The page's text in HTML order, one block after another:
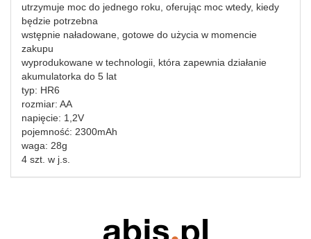
utrzymuje moc do jednego roku, oferując moc wtedy, kiedy
będzie potrzebna
wstępnie naładowane, gotowe do użycia w momencie
zakupu
wyprodukowane w technologii, która zapewnia działanie
akumulatorka do 5 lat
typ: HR6
rozmiar: AA
napięcie: 1,2V
pojemność: 2300mAh
waga: 28g
4 szt. w j.s.